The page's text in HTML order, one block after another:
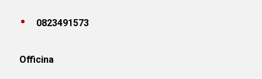
0823491573
Officina